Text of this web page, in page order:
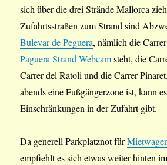
sich über die drei Strände Mallorca
Zufahrtsstraßen zum Strand sind
Bulevar de Peguera, nämlich die
Paguera Strand Webcamsteht, die
Carrer del Ratoli und die Carrer
abends eine Fußgängerzone ist, kann
Einschränkungen in der Zufahrt gibt.
Da generell Parkplatznot für
empfiehlt es sich etwas weiter hinten